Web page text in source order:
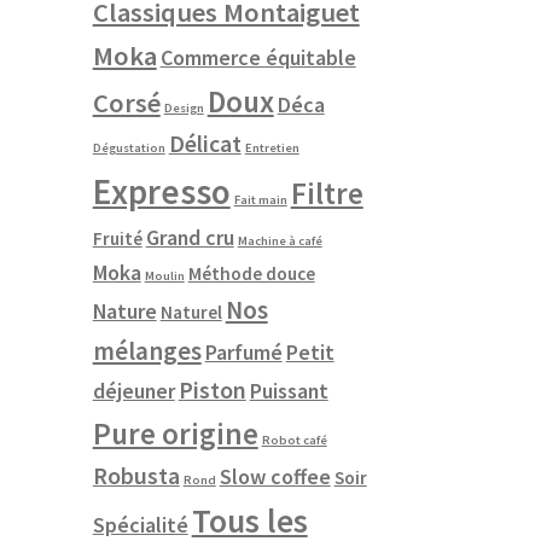
Classiques Montaiguet
Moka Commerce équitable
Corsé Design DouxDéca
Dégustation Délicat Entretien
Expresso Fait main Filtre
Fruité Grand cru Machine à café
Moka Moulin Méthode douce
Nature Naturel Nos
mélangesParfumé Petit
déjeuner Piston Puissant
Pure origine Robot café
Robusta Rond Slow coffee Soir
Spécialité Tous les